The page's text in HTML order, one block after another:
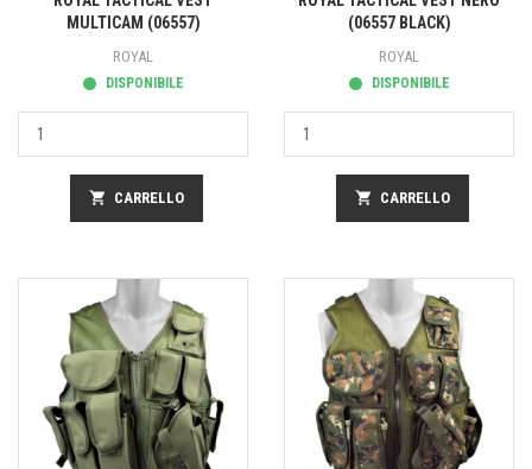
MULTICAM (06557)
ROYAL
DISPONIBILE
shopping_cart CARRELLO
(06557 BLACK)
ROYAL
DISPONIBILE
shopping_cart CARRELLO